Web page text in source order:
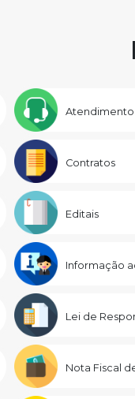
Atendimento
Contratos
Editais
Informação
Lei de
Nota Fiscal